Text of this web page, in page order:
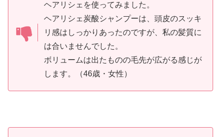
ヘアリシェを使ってみました。
ヘアリシェ炭酸シャンプーは、頭皮のスッキ
リ感はしっかりあったのですが、私の髪質に
は合いませんでした。
ボリュームは出たものの毛先が広がる感じが
します。（46歳・女性）